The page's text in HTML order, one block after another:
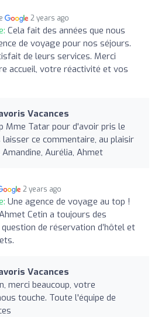
2 years ago
Cela fait des années que nous
de voyage pour nos séjours.
de leurs services. Merci
accueil, votre réactivité et vos
Vacances
Mme Tatar pour d'avoir pris le
ce commentaire, au plaisir
Aurélia, Ahmet
2 years ago
Une agence de voyage au top !
Cetin a toujours des
de réservation d’hôtel et
Vacances
merci beaucoup, votre
touche. Toute l'équipe de